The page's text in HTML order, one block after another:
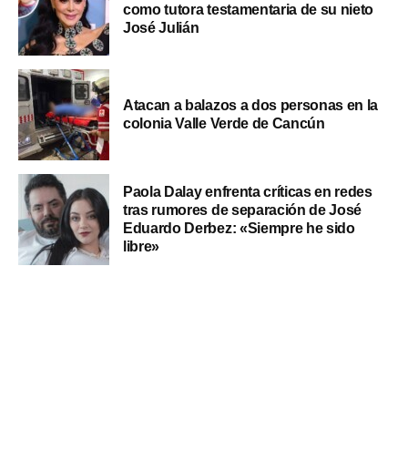
como tutora testamentaria de su nieto
José Julián
Atacan a balazos a dos personas en la
colonia Valle Verde de Cancún
Paola Dalay enfrenta críticas en redes
tras rumores de separación de José
Eduardo Derbez: «Siempre he sido
libre»